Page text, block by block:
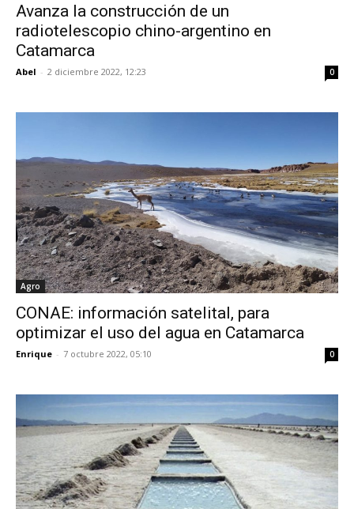
Avanza la construcción de un
radiotelescopio chino-argentino en
Catamarca
Abel - 2 diciembre 2022, 12:23 0
Agro
CONAE: información satelital, para
optimizar el uso del agua en Catamarca
Enrique - 7 octubre 2022, 05:10 0